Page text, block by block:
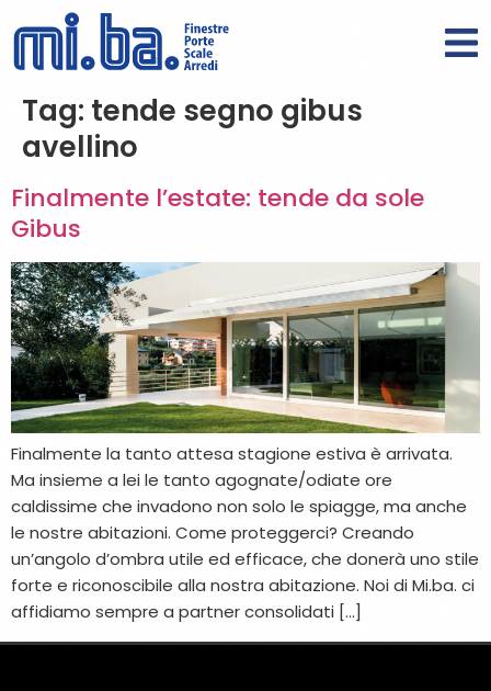
Tag: tende segno gibus
avellino
Finalmente l’estate: tende da sole
Gibus
Finalmente la tanto attesa stagione estiva è arrivata.
Ma insieme a lei le tanto agognate/odiate ore
caldissime che invadono non solo le spiagge, ma anche
le nostre abitazioni. Come proteggerci? Creando
un’angolo d’ombra utile ed efficace, che donerà uno stile
forte e riconoscibile alla nostra abitazione. Noi di Mi.ba. ci
affidiamo sempre a partner consolidati […]